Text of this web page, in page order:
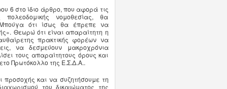
6 στο ίδιο άρθρο, που αφορά τις
νομοθεσίας, θα
ότι ίσως θα έπρεπε να
Θεωρώ ότι είναι απαραίτητη η
πρακτικής φορέων να
να δεσμεύουν μακροχρόνια
τους απαραίτητους όρους και
Πρωτόκολλο της Ε.Σ.Δ.Α..
και να συζητήσουμε τη
του δικαιώματος της